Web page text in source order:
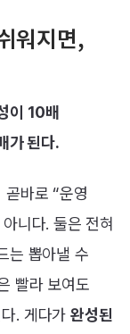
워지면,
이 10배
가 된다.
바로 “운영
니다. 둘은 전혀
는 뽑아낼 수
빨라 보여도
. 게다가 완성된